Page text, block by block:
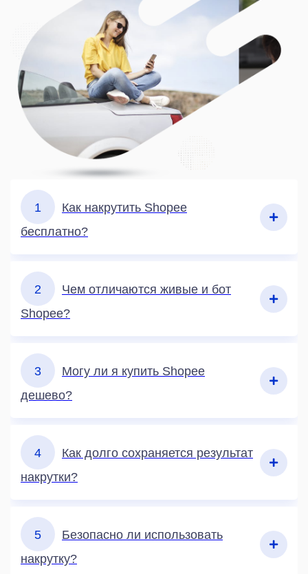
1
Как накрутить Shopee
бесплатно?
2
Чем отличаются живые и бот
Shopee?
3
Могу ли я купить Shopee
дешево?
4
Как долго сохраняется результат
накрутки?
5
Безопасно ли использовать
накрутку?